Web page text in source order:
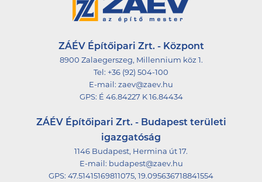
Nemzeti Táncszínház
A színház az egykori Ganz Villamossági Művek -
ipari műemlékvédelem alatt álló-
transzformátorgyárából lett kialakítva 2017-2018.
év folyamán. A befogadó színházként
táncművészeti élet központi játszóhelye. Az ide
látogatókat az épületen belül az impozáns
előcsarnok és két színházterem várja a
legmodernebb színpad-, és világítástechnikával
ZÁÉV Építőipari Zrt. - Központ
8900 Zalaegerszeg, Millennium köz 1.
Tel: +36 (92) 504-100
E-mail: zaev@zaev.hu
GPS: É 46.84227 K 16.84434
ZÁÉV Építőipari Zrt. - Budapest területi
igazgatóság
1146 Budapest, Hermina út 17.
E-mail: budapest@zaev.hu
GPS: 47.51415169811075, 19.095636718841554